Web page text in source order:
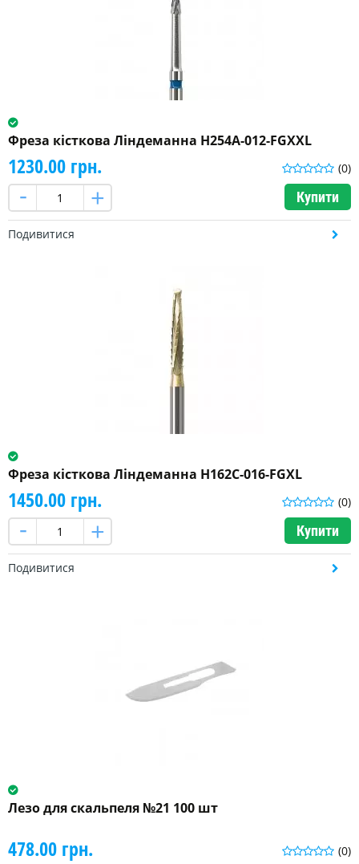
Фреза кісткова Ліндеманна H254A-012-FGXXL
(0)
1230.00 грн.
Купити
Подивитися
Фреза кісткова Ліндеманна H162C-016-FGXL
(0)
1450.00 грн.
Купити
Подивитися
Лезо для скальпеля №21 100 шт
(0)
478.00 грн.